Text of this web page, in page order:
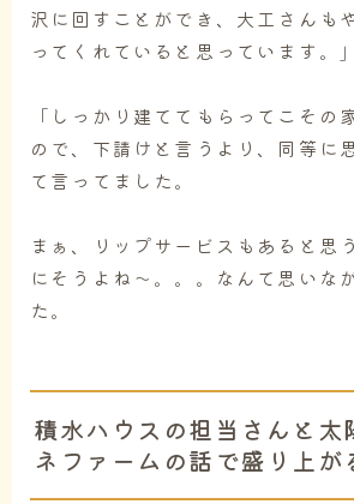
沢に回すことができ、大工さんも
ってくれていると思っています。
「しっかり建ててもらってこその
ので、下請けと言うより、同等に
て言ってました。
まぁ、リップサービスもあると思
にそうよね～。。。なんて思いな
た。
積水ハウスの担当さんと太
ネファームの話で盛り上